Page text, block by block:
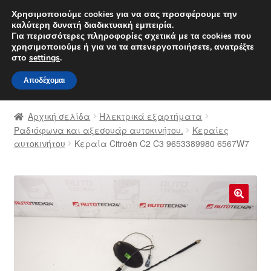
ΑΠΟΣΤΟΛΗ από 7 EUR
Δευτέρα-Παρ. 9 π.μ. - 4 μ.μ.
Απευθείας
μετάβαση
στην
πλοήγηση
Μετάβαση
σε
περιεχόμενο
Αρχική
Διαδικασία Παραπόνων
Μεταφορά
Αρχική σελίδα
Ηλεκτρικά εξαρτήματα
Ραδιόφωνα και αξεσουάρ αυτοκινήτου.
Κεραίες
αυτοκινήτου
Κεραία Citroën C2 C3 9653389980 6567W7
🔍
Χρησιμοποιούμε cookies για να σας προσφέρουμε την
καλύτερη δυνατή διαδικτυακή εμπειρία.
Για περισσότερες πληροφορίες σχετικά με τα cookies που
χρησιμοποιούμε ή για να τα απενεργοποιήσετε, ανατρέξτε
στο settings.
Αποδέχομαι